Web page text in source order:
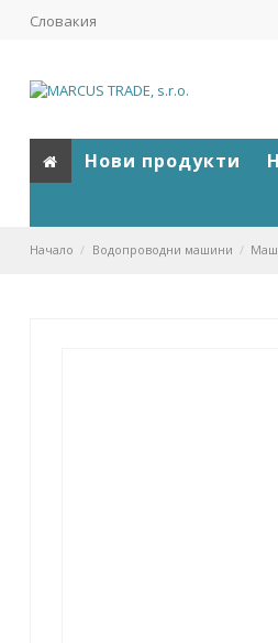
Словакия
Нови продукти
Начало Водопроводни машини